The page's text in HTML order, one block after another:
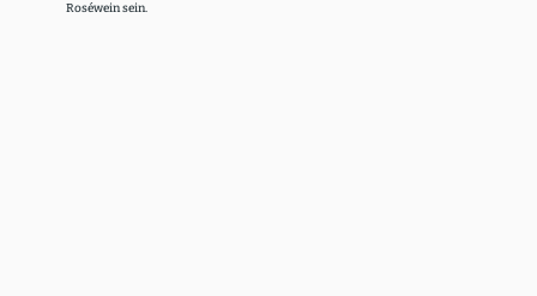
Roséwein sein.